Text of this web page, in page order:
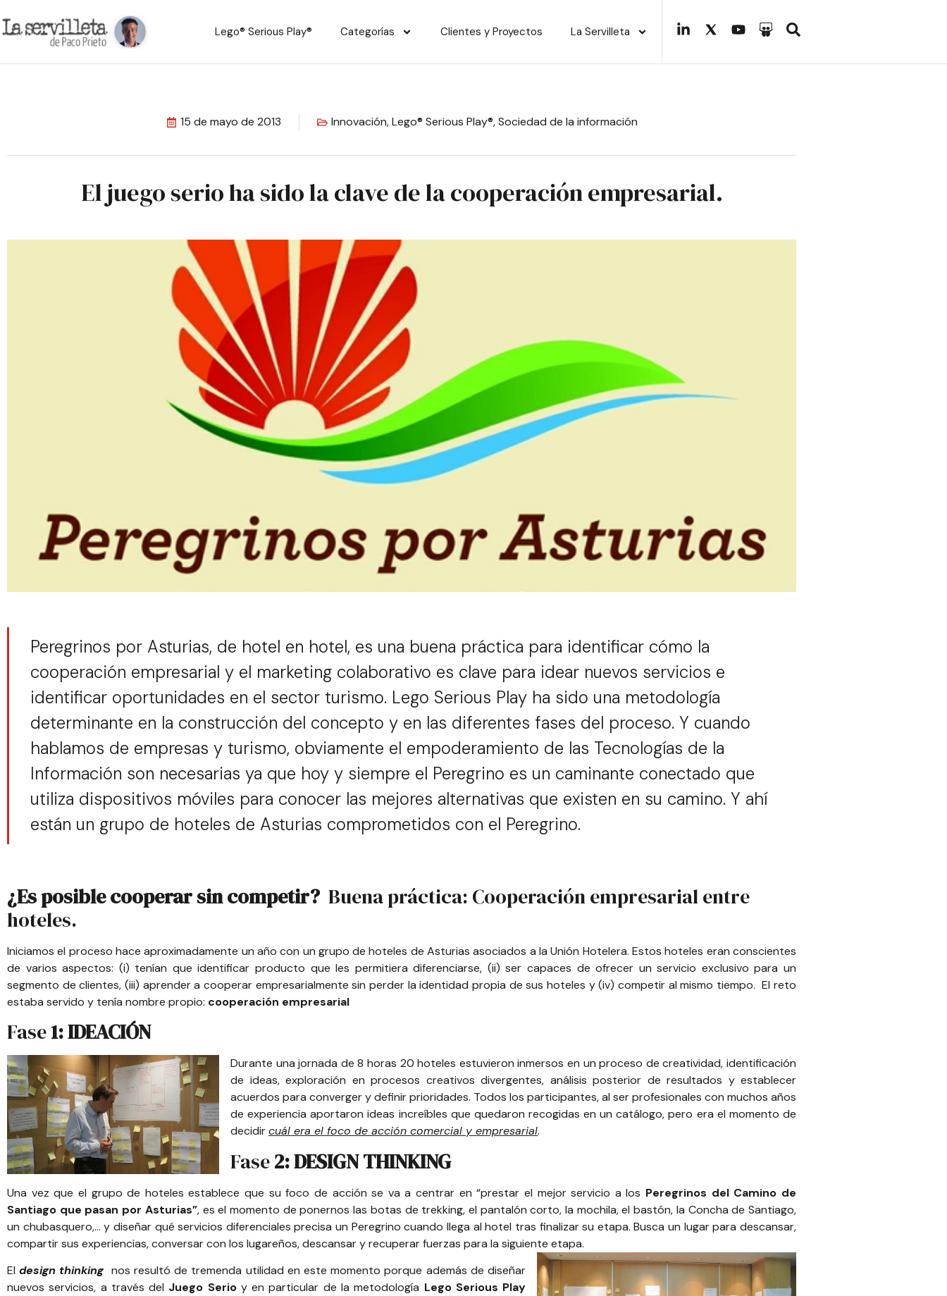
Lego® Serious Play® Categorías Clientes y Proyectos La Servilleta
15 de mayo de 2013 Innovación,Lego® Serious Play®,Sociedad de la información
El juego serio ha sido la clave de la cooperación empresarial.
Peregrinos por Asturias, de hotel en hotel, es una buena práctica para identificar cómo la
cooperación empresarial y el marketing colaborativo es clave para idear nuevos servicios e
identificar oportunidades en el sector turismo. Lego Serious Play ha sido una metodología
determinante en la construcción del concepto y en las diferentes fases del proceso. Y cuando
hablamos de empresas y turismo, obviamente el empoderamiento de las Tecnologías de la
Información son necesarias ya que hoy y siempre el Peregrino es un caminante conectado que
utiliza dispositivos móviles para conocer las mejores alternativas que existen en su camino. Y ahí
están un grupo de hoteles de Asturias comprometidos con el Peregrino.
¿Es posible cooperar sin competir? Buena práctica: Cooperación empresarial entre
hoteles.
Iniciamos el proceso hace aproximadamente un año con un grupo de hoteles de Asturias asociados a laUnión Hotelera. Estos hoteles eran conscientes
de varios aspectos: (i) tenían que identificar producto que les permitiera diferenciarse, (ii) ser capaces de ofrecer un servicio exclusivo para un
segmento de clientes, (iii) aprender a cooperar empresarialmente sin perder la identidad propia de sus hoteles y (iv) competir al mismo tiempo. El reto
estaba servido y tenía nombre propio: cooperación empresarial
Fase1: IDEACIÓN
Durante una jornada de 8 horas 20 hoteles estuvieron inmersos en un proceso de creatividad, identificación
de ideas, exploración en procesos creativos divergentes, análisis posterior de resultados y establecer
acuerdos para converger y definir prioridades. Todos los participantes, al ser profesionales con muchos años
de experiencia aportaron ideas increíbles que quedaron recogidas en un catálogo, pero era el momento de
decidircuál era el foco de acción comercial y empresarial.
Fase2: DESIGN THINKING
Una vez que el grupo de hoteles establece que su foco de acción se va a centrar en “prestar el mejor servicio a los Peregrinos del Camino de
Santiago que pasan por Asturias”, es el momento de ponernos las botas de trekking, el pantalón corto, la mochila, el bastón, la Concha de Santiago,
un chubasquero,… y diseñar qué servicios diferenciales precisa un Peregrino cuando llega al hotel tras finalizar su etapa. Busca un lugar para descansar,
compartir sus experiencias, conversar con los lugareños, descansar y recuperar fuerzas para la siguiente etapa.
Eldesign thinking nos resultó de tremenda utilidad en este momento porque además de diseñar
nuevos servicios, a través del Juego Serioy en particular de la metodología Lego Serious Play